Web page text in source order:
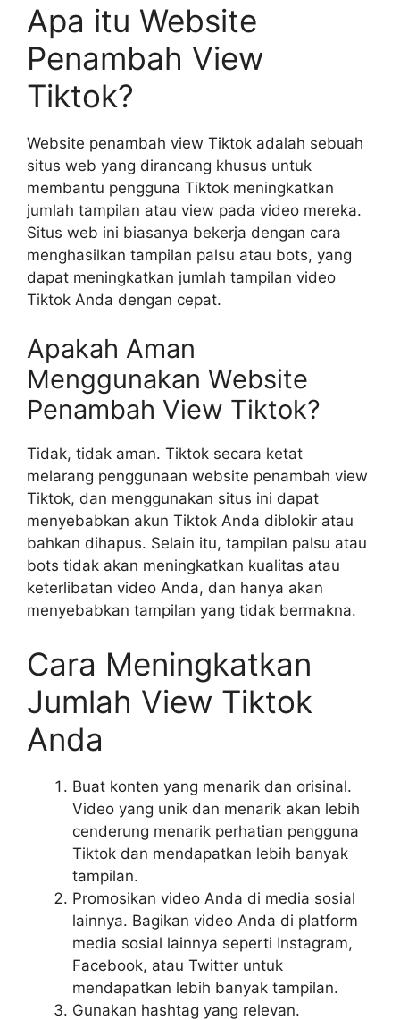
Apa itu Website
Penambah View
Tiktok?
Website penambah view Tiktok adalah sebuah
situs web yang dirancang khusus untuk
membantu pengguna Tiktok meningkatkan
jumlah tampilan atau view pada video mereka.
Situs web ini biasanya bekerja dengan cara
menghasilkan tampilan palsu atau bots, yang
dapat meningkatkan jumlah tampilan video
Tiktok Anda dengan cepat.
Apakah Aman
Menggunakan Website
Penambah View Tiktok?
Tidak, tidak aman. Tiktok secara ketat
melarang penggunaan website penambah view
Tiktok, dan menggunakan situs ini dapat
menyebabkan akun Tiktok Anda diblokir atau
bahkan dihapus. Selain itu, tampilan palsu atau
bots tidak akan meningkatkan kualitas atau
keterlibatan video Anda, dan hanya akan
menyebabkan tampilan yang tidak bermakna.
Cara Meningkatkan
Jumlah View Tiktok
Anda
Buat konten yang menarik dan orisinal.
Video yang unik dan menarik akan lebih
cenderung menarik perhatian pengguna
Tiktok dan mendapatkan lebih banyak
tampilan.
Promosikan video Anda di media sosial
lainnya. Bagikan video Anda di platform
media sosial lainnya seperti Instagram,
Facebook, atau Twitter untuk
mendapatkan lebih banyak tampilan.
Gunakan hashtag yang relevan.